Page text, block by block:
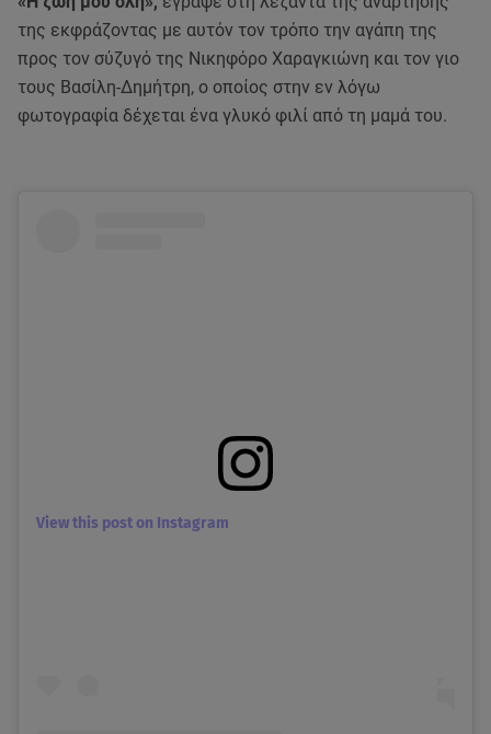
της εκφράζοντας με αυτόν τον τρόπο την αγάπη της
προς τον σύζυγό της Νικηφόρο Χαραγκιώνη και τον γιο
τους Βασίλη-Δημήτρη, ο οποίος στην εν λόγω
φωτογραφία δέχεται ένα γλυκό φιλί από τη μαμά του.
View this post on Instagram